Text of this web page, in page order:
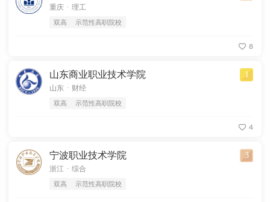
重庆 . 理工
双高 示范性高职院校
8
山东商业职业技术学院 1
山东 . 财经
双高 示范性高职院校
4
宁波职业技术学院 3
浙江 . 综合
双高 示范性高职院校